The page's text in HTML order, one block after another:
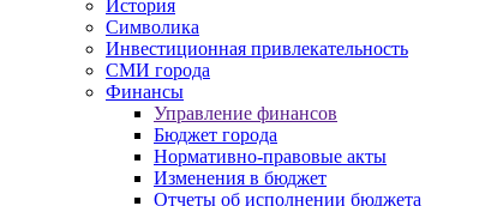
История
Символика
Инвестиционная привлекательность
СМИ города
Финансы
Управление финансов
Бюджет города
Нормативно-правовые акты
Изменения в бюджет
Отчеты об исполнении бюджета